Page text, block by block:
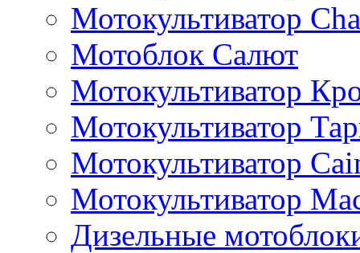
Мотокультиватор
Мотоблок Салют
Мотокультиватор
Мотокультиватор
Мотокультиватор
Мотокультиватор
Дизельные